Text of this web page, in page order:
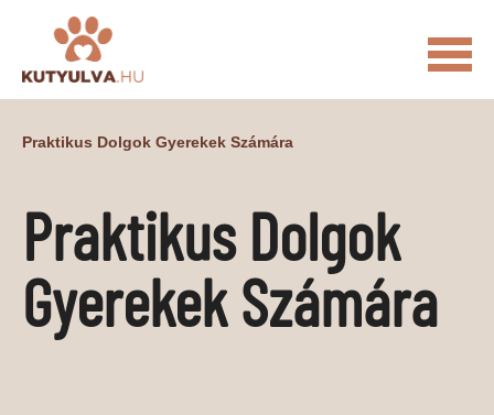
KUTYULVA – HÍREK
CUKI ÉLETKÉPEK NÖVÉNYEK
ÁLLATI
Praktikus Dolgok Gyerekek Számára
Praktikus Dolgok
Gyerekek Számára